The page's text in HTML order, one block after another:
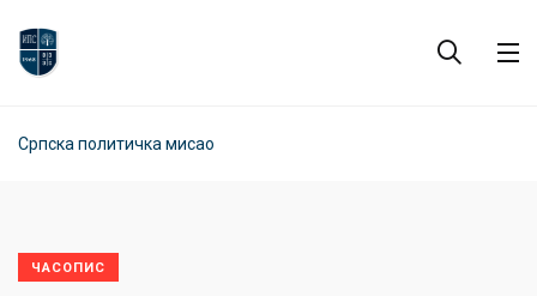
Српска политичка мисао
ЧАСОПИС